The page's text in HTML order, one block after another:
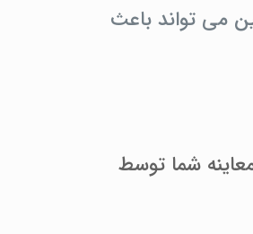
می تواند باعث
شما توسط